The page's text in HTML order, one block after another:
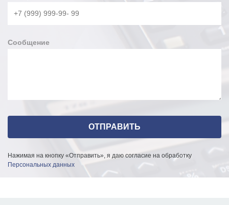
Сообщение
Нажимая на кнопку «Отправить», я даю согласие на обработку
Персональных данных